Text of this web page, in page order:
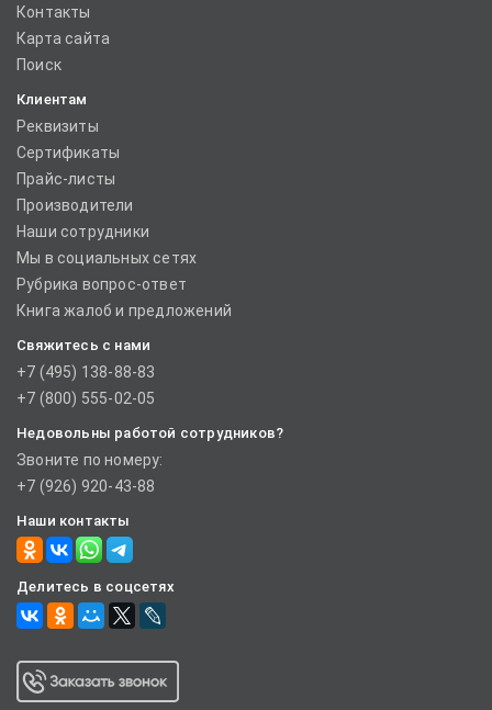
Контакты
Карта сайта
Поиск
Клиентам
Реквизиты
Сертификаты
Прайс-листы
Производители
Наши сотрудники
Мы в социальных сетях
Рубрика вопрос-ответ
Книга жалоб и предложений
Свяжитесь с нами
+7 (495) 138-88-83
+7 (800) 555-02-05
Недовольны работой сотрудников?
Звоните по номеру:
+7 (926) 920-43-88
Наши контакты
Делитесь в соцсетях